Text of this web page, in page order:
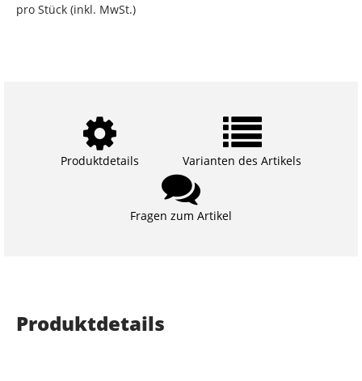
pro Stück (inkl. MwSt.)
Produktdetails Varianten des Artikels
Fragen zum Artikel
Produktdetails